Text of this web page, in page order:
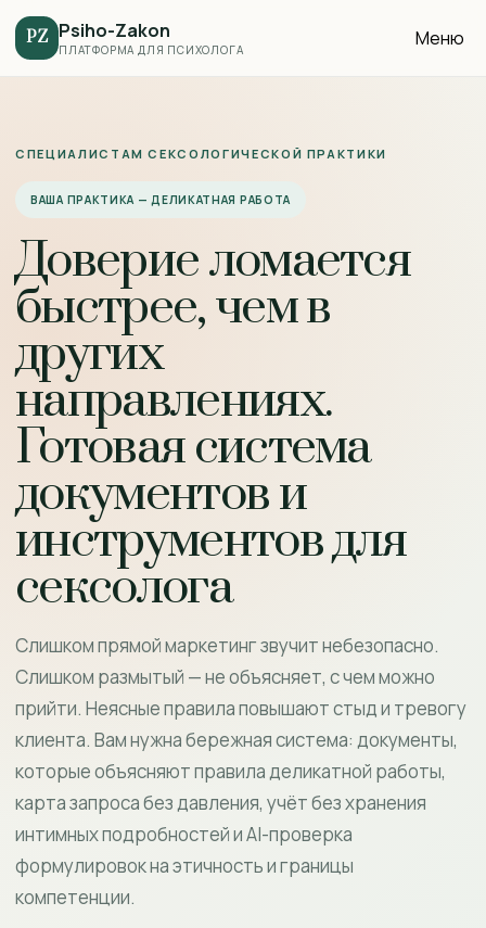
PZ Psiho-Zakon
ПЛАТФОРМА ДЛЯ ПСИХОЛОГА Меню
СПЕЦИАЛИСТАМ СЕКСОЛОГИЧЕСКОЙ ПРАКТИКИ
ВАША ПРАКТИКА — ДЕЛИКАТНАЯ РАБОТА
Доверие ломается
быстрее, чем в
других
направлениях.
Готовая система
документов и
инструментов для
сексолога
Слишком прямой маркетинг звучит небезопасно.
Слишком размытый — не объясняет, с чем можно
прийти. Неясные правила повышают стыд и тревогу
клиента. Вам нужна бережная система: документы,
которые объясняют правила деликатной работы,
карта запроса без давления, учёт без хранения
интимных подробностей и AI-проверка
формулировок на этичность и границы
компетенции.